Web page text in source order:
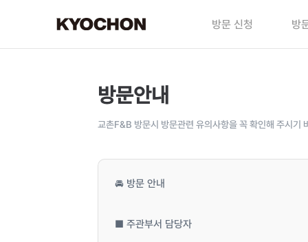
방문 신청 방
방문안내
교촌F&B 방문시 방문관련 유의사항을 꼭 확인해 주시기